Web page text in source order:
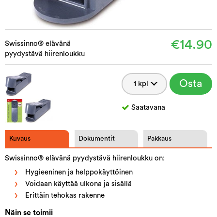
Swissinno® elävänä
pyydystävä hiirenloukku
€14.90
Osta
Saatavana
Kuvaus Dokumentit Pakkaus
Swissinno® elävänä pyydystävä hiirenloukku on:
Hygieeninen ja helppokäyttöinen
Voidaan käyttää ulkona ja sisällä
Erittäin tehokas rakenne
Näin se toimii